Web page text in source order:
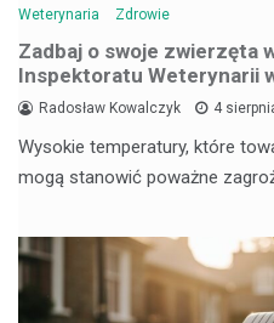
Weterynaria Zdrowie
Zadbaj o swoje zwierzęta
Inspektoratu Weterynarii
Radosław Kowalczyk 4
Wysokie temperatury, które
mogą stanowić poważne